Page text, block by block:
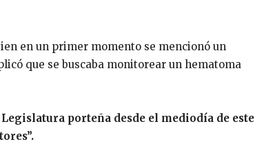
en un primer momento se mencionó un
que se buscaba monitorear un hematoma
porteña desde el mediodía de este